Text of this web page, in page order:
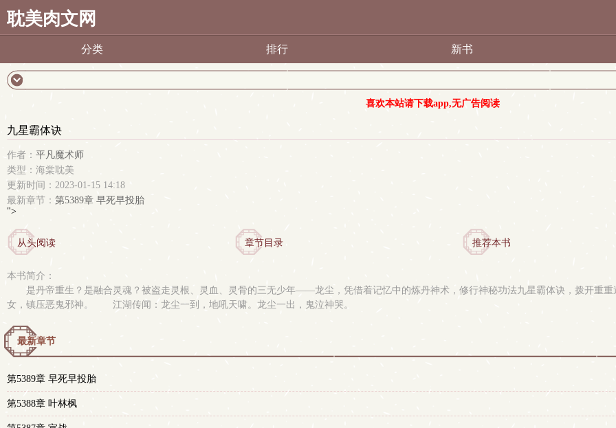
耽美肉文网
分类 排行 新书
喜欢本站请下载app,无广告阅读
九星霸体诀
作者： 平凡魔术师
类型：海棠耽美
更新时间：2023-01-15 14:18
最新章节： 第5389章 早死早投胎
">
从头阅读 章节目录 推荐本书
本书简介：
是丹帝重生？是融合灵魂？被盗走灵根、灵血、灵骨的三无少年——龙尘，凭借着记忆中的炼丹神术，修行神秘功法九星霸体诀，拨开
女，镇压恶鬼邪神。 江湖传闻：龙尘一到，地吼天啸。龙尘一出，鬼泣神哭。
最新章节
第5389章 早死早投胎
第5388章 叶林枫